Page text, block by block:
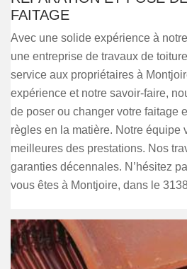
FAITAGE
Avec une solide expérience à
une entreprise de travaux de
service aux propriétaires à
expérience et notre savoir-faire,
de poser ou changer votre faitage
règles en la matière. Notre équipe
meilleures des prestations. Nos
garanties décennales. N’hésitez
vous êtes à Montjoire, dans le